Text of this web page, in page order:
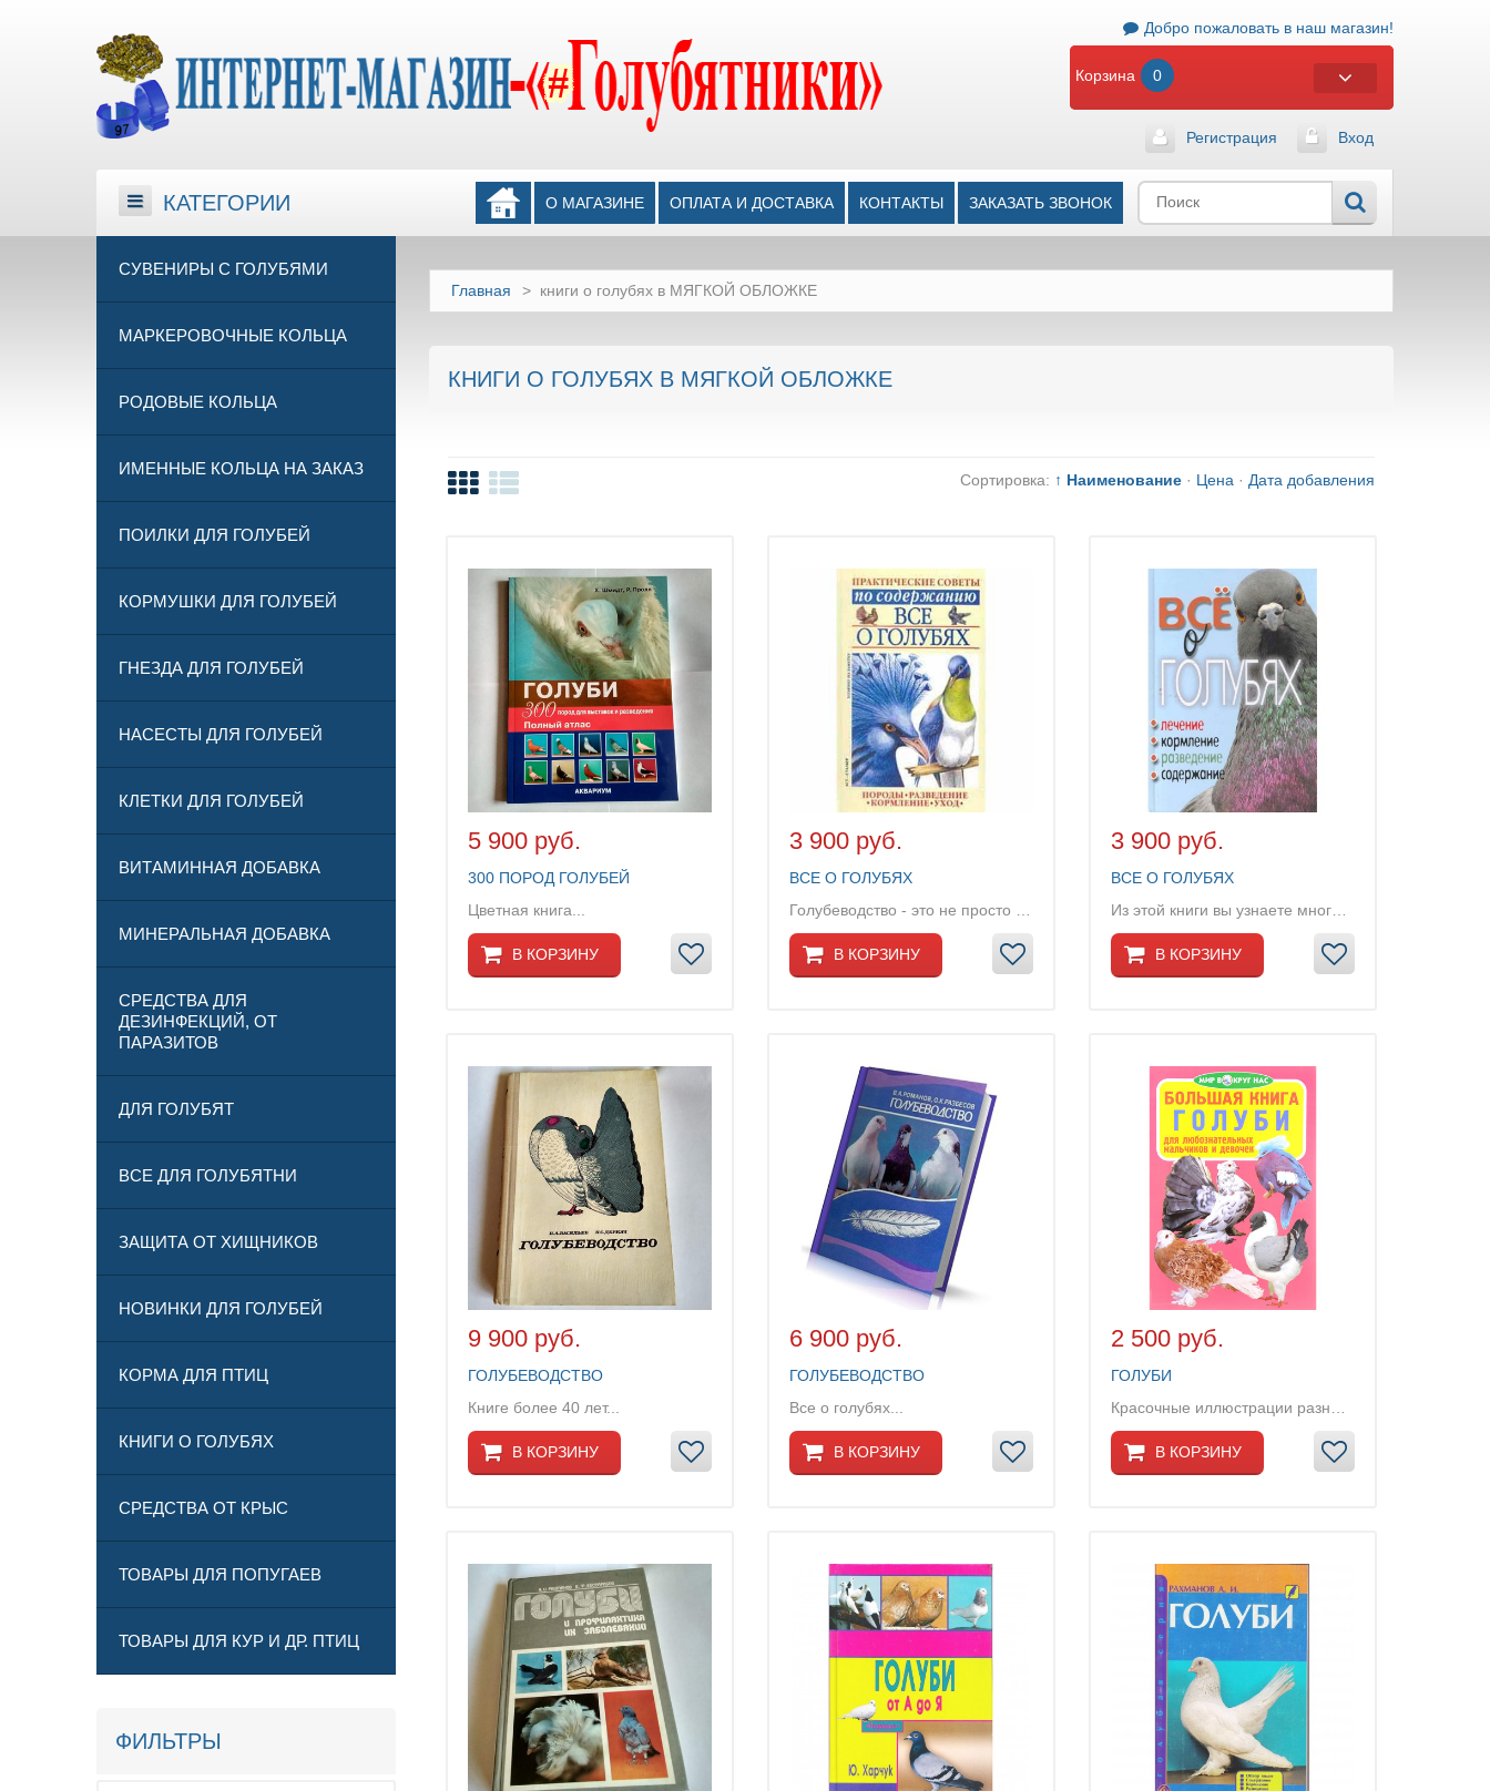
Добро пожаловать в наш магазин!
Корзина 0
Регистрация Вход
ЗАКАЗАТЬ ЗВОНОК
КОНТАКТЫ
ОПЛАТА И ДОСТАВКА
О МАГАЗИНЕ
КАТЕГОРИИ
Главная > книги о голубях в МЯГКОЙ ОБЛОЖКЕ
КНИГИ О ГОЛУБЯХ В МЯГКОЙ ОБЛОЖКЕ
Сортировка: ↑ Наименование · Цена · Дата добавления
5 900 руб.
300 ПОРОД ГОЛУБЕЙ
Цветная книга...
В КОРЗИНУ
3 900 руб.
ВСЕ О ГОЛУБЯХ
В КОРЗИНУ
3 900 руб.
ВСЕ О ГОЛУБЯХ
Из этой книги вы узнаете много интересного об эт...
В КОРЗИНУ
9 900 руб.
ГОЛУБЕВОДСТВО
Книге более 40 лет...
В КОРЗИНУ
6 900 руб.
ГОЛУБЕВОДСТВО
Все о голубях...
В КОРЗИНУ
2 500 руб.
ГОЛУБИ
В КОРЗИНУ
КАТЕГОРИИ
СУВЕНИРЫ С ГОЛУБЯМИ
МАРКЕРОВОЧНЫЕ КОЛЬЦА
РОДОВЫЕ КОЛЬЦА
ИМЕННЫЕ КОЛЬЦА НА ЗАКАЗ
ПОИЛКИ ДЛЯ ГОЛУБЕЙ
КОРМУШКИ ДЛЯ ГОЛУБЕЙ
ГНЕЗДА ДЛЯ ГОЛУБЕЙ
НАСЕСТЫ ДЛЯ ГОЛУБЕЙ
КЛЕТКИ ДЛЯ ГОЛУБЕЙ
ВИТАМИННАЯ ДОБАВКА
МИНЕРАЛЬНАЯ ДОБАВКА
СРЕДСТВА ДЛЯ
ДЕЗИНФЕКЦИЙ, ОТ
ПАРАЗИТОВ
ДЛЯ ГОЛУБЯТ
ВСЕ ДЛЯ ГОЛУБЯТНИ
ЗАЩИТА ОТ ХИЩНИКОВ
НОВИНКИ ДЛЯ ГОЛУБЕЙ
КОРМА ДЛЯ ПТИЦ
КНИГИ О ГОЛУБЯХ
СРЕДСТВА ОТ КРЫС
ТОВАРЫ ДЛЯ ПОПУГАЕВ
ТОВАРЫ ДЛЯ КУР И ДР. ПТИЦ
ФИЛЬТРЫ